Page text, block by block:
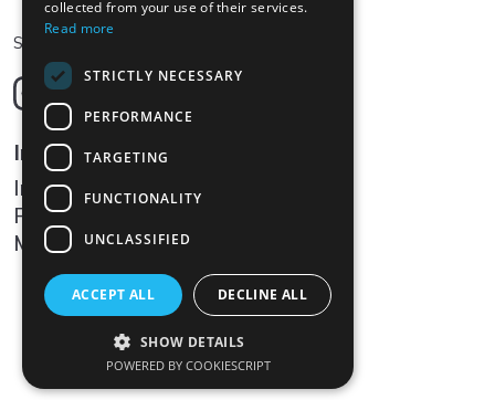
Scegliere la lingua
Deutsch
English
Français
Italiano
Informazioni legali
Impressum
Protezione dei dati
Media
collected from your use of their services.
Read more
STRICTLY NECESSARY
PERFORMANCE
TARGETING
FUNCTIONALITY
UNCLASSIFIED
ACCEPT ALL DECLINE ALL
SHOW DETAILS
POWERED BY COOKIESCRIPT